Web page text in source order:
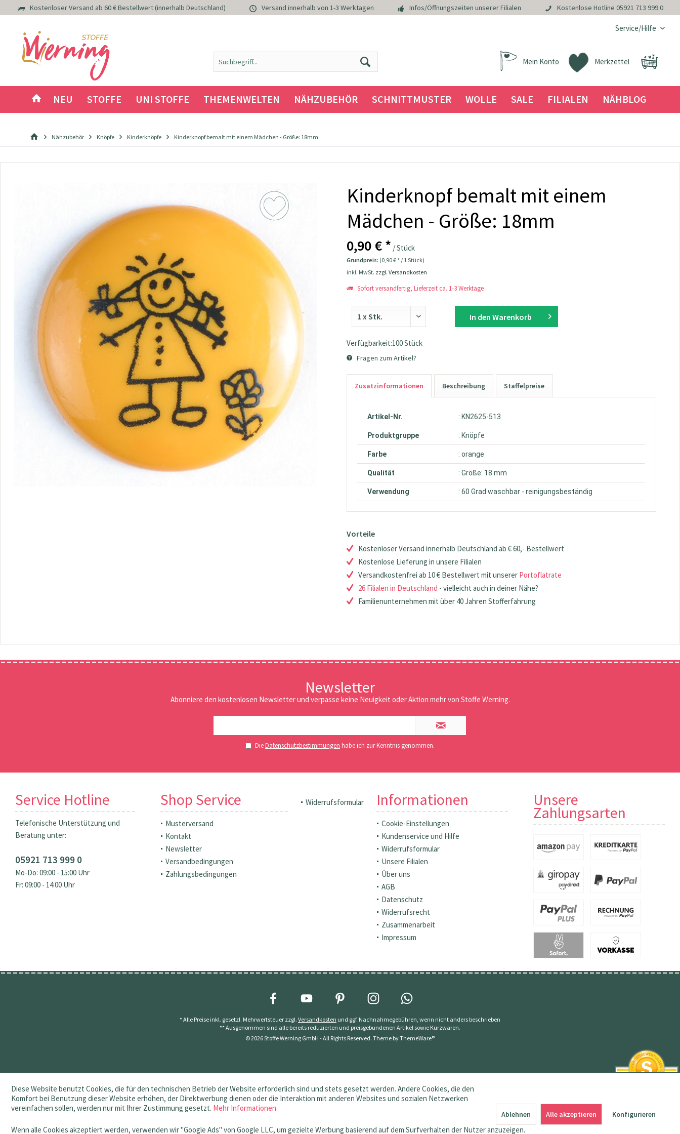
Kostenloser Versand ab 60 € Bestellwert (innerhalb Deutschland) Versand innerhalb von 1-3 Werktagen Infos/Öffnungszeiten unserer Filialen Kostenlose Hotline 05921 713 999 0
Service/Hilfe
Merkzettel
Mein Konto
NEU STOFFE UNI STOFFE THEMENWELTEN NÄHZUBEHÖR SCHNITTMUSTER WOLLE SALE FILIALEN NÄHBLOG
Nähzubehör Knöpfe Kinderknöpfe Kinderknopf bemalt mit einem Mädchen - Größe: 18mm
Kinderknopf bemalt mit einem
Mädchen - Größe: 18mm
0,90 € * / Stück
Grundpreis: (0,90 € * / 1 Stück)
inkl. MwSt. zzgl. Versandkosten
Sofort versandfertig, Lieferzeit ca. 1-3 Werktage
In den Warenkorb
Verfügbarkeit:100 Stück
Fragen zum Artikel?
Zusatzinformationen Beschreibung Staffelpreise
Artikel-Nr. : KN2625-513
Produktgruppe : Knöpfe
Farbe : orange
Qualität : Größe: 18 mm
Verwendung : 60 Grad waschbar - reinigungsbeständig
Vorteile
Kostenloser Versand innerhalb Deutschland ab € 60,- Bestellwert
Kostenlose Lieferung in unsere Filialen
Versandkostenfrei ab 10 € Bestellwert mit unserer Portoflatrate
26 Filialen in Deutschland - vielleicht auch in deiner Nähe?
Familienunternehmen mit über 40 Jahren Stofferfahrung
Newsletter
Abonniere den kostenlosen Newsletter und verpasse keine Neuigkeit oder Aktion mehr von Stoffe Werning.
DieDatenschutzbestimmungen habe ich zur Kenntnis genommen.
Service Hotline
Telefonische Unterstützung und
Beratung unter:
05921 713 999 0
Mo-Do: 09:00 - 15:00 Uhr
Fr: 09:00 - 14:00 Uhr
Shop Service
Musterversand
Kontakt
Newsletter
Versandbedingungen
Zahlungsbedingungen
Widerrufsformular Informationen
Cookie-Einstellungen
Kundenservice und Hilfe
Widerrufsformular
Unsere Filialen
Über uns
AGB
Datenschutz
Widerrufsrecht
Zusammenarbeit
Impressum
Unsere
Zahlungsarten
* Alle Preise inkl. gesetzl. Mehrwertsteuer zzgl. Versandkosten und ggf. Nachnahmegebühren, wenn nicht anders beschrieben
** Ausgenommen sind alle bereits reduzierten und preisgebundenen Artikel sowie Kurzwaren.
© 2026 Stoffe Werning GmbH - All Rights Reserved. Theme byThemeWare®
Diese Website benutzt Cookies, die für den technischen Betrieb der Website erforderlich sind und stets gesetzt werden. Andere Cookies, die den
Komfort bei Benutzung dieser Website erhöhen, der Direktwerbung dienen oder die Interaktion mit anderen Websites und sozialen Netzwerken
vereinfachen sollen, werden nur mit Ihrer Zustimmung gesetzt. Mehr Informationen
Wenn alle Cookies akzeptiert werden, verwenden wir "Google Ads" von Google LLC, um gezielte Werbung basierend auf dem Surfverhalten der Nutzer anzuzeigen.
Ablehnen Alle akzeptieren Konfigurieren
aus 145 Bewertungen